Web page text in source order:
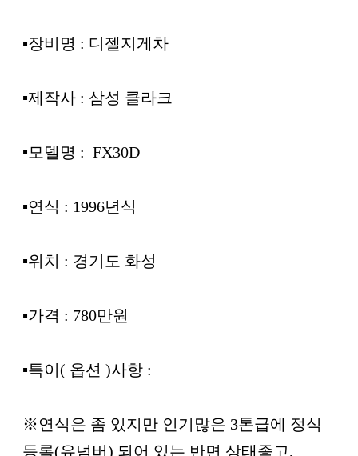
▪︎장비명 : 디젤지게차
▪︎제작사 : 삼성 클라크
▪︎모델명 : FX30D
▪︎연식 : 1996년식
▪︎위치 : 경기도 화성
▪︎가격 : 780만원
▪︎특이( 옵션 )사항 :
※연식은 좀 있지만 인기많은 3톤급에 정식
등록(유넘버) 되어 있는 반면 상태좋고,